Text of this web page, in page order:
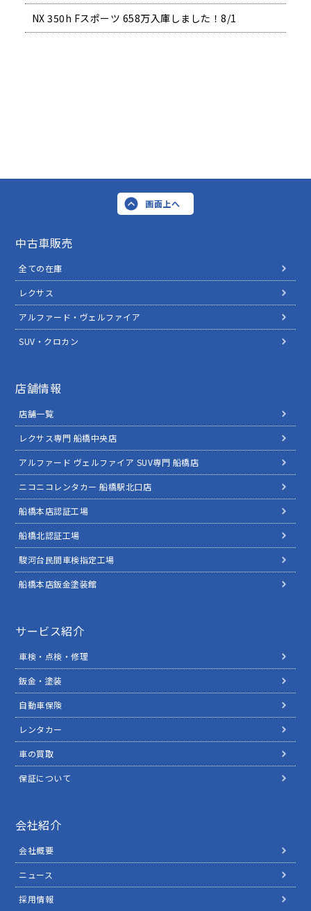
NX 350h Fスポーツ 658万入庫しました！8/1
画面上へ
中古車販売
全ての在庫
レクサス
アルファード・ヴェルファイア
SUV・クロカン
店舗情報
店舗一覧
レクサス専門 船橋中央店
アルファード ヴェルファイア SUV専門 船橋店
ニコニコレンタカー 船橋駅北口店
船橋本店認証工場
船橋北認証工場
駿河台民間車検指定工場
船橋本店鈑金塗装館
サービス紹介
車検・点検・修理
鈑金・塗装
自動車保険
レンタカー
車の買取
保証について
会社紹介
会社概要
ニュース
採用情報